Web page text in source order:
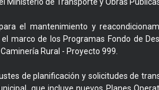
Ministerio de Transporte y Obras
el mantenimiento y
marco de los Programas Fondo de
Rural - Proyecto 999.
de planificación y solicitudes de